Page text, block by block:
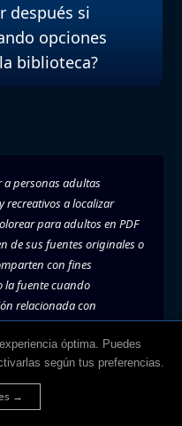
después si
opciones
biblioteca?
a personas adultas
recreativos a localizar
para adultos en PDF
de sus fuentes originales o
con fines
la fuente cuando
relacionada con
contacta alcanal
óptima. Puedes
según tus preferencias.
→